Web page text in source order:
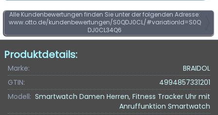
Alle Kundenbewertungen finden Sie unter der folgenden Adresse:
www.otto.de/kundenbewertungen/S0QDJ0CL/#variationId=S0Q
DJ0CL34Q6
Produktdetails:
Marke:
BRAIDOL
GTIN:
4994857331201
Modell: Smartwatch Damen Herren, Fitness Tracker Uhr mit
Anruffunktion Smartwatch